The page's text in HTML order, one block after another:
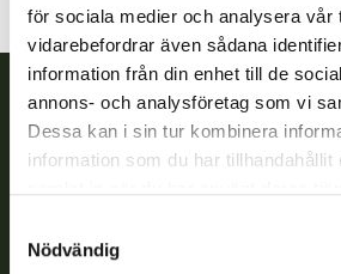
för sociala medier och analysera vår
vidarebefordrar även sådana
information från din enhet till de
annons- och analysföretag som vi
Dessa kan i sin tur kombinera
information som du har tillhandahållit
Nödvändig
Finlands viltcentral
verkställs och svarar för de offentliga